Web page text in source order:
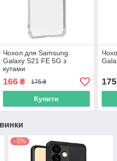
Чохол для Samsung
Galaxy S21 FE 5G з
кутами
166₴ 175 ₴
Купити
175
–5%